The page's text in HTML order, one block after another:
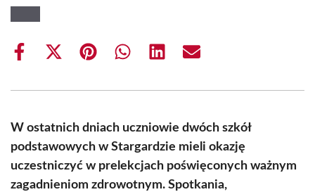
Share
Share
(Twitter)
Share Share Share Share
W ostatnich dniach uczniowie dwóch szkół
podstawowych w Stargardzie mieli okazję
uczestniczyć w prelekcjach poświęconych ważnym
zagadnieniom zdrowotnym. Spotkania,